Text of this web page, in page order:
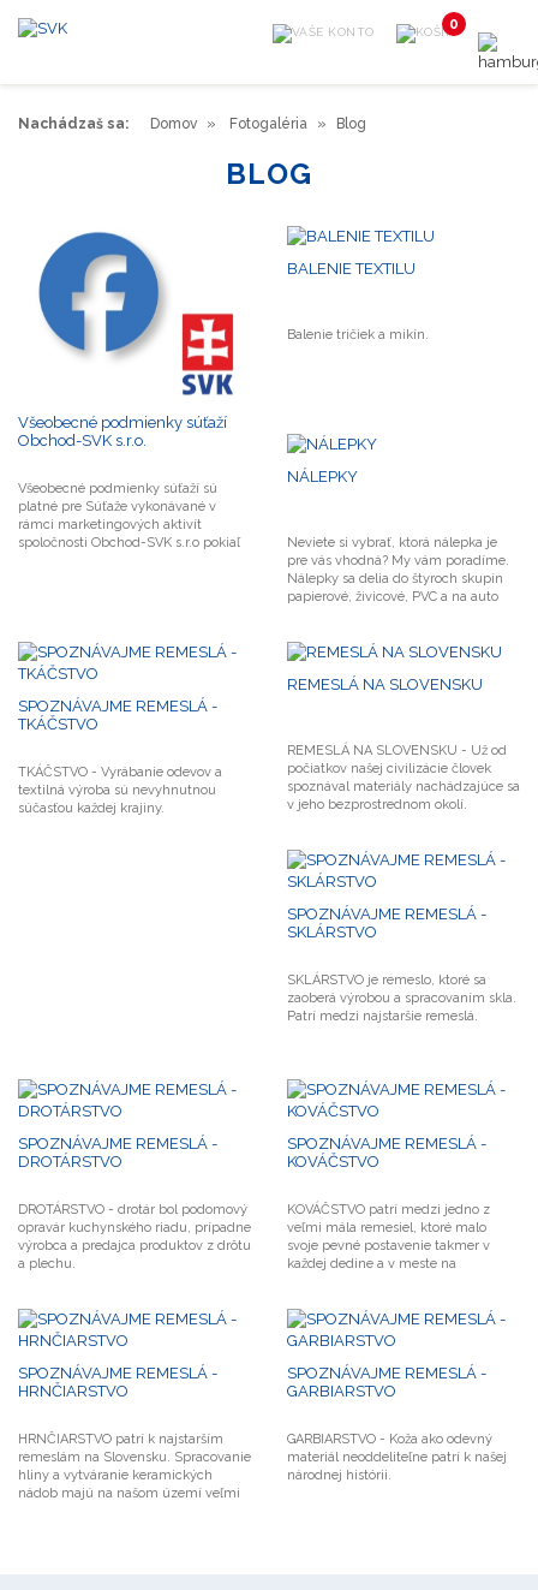
Nachádzaš sa: Domov Fotogaléria Blog
BLOG
Všeobecné podmienky súťaží
Obchod-SVK s.r.o.
Všeobecné podmienky súťaží sú
platné pre Súťaže vykonávané v
rámci marketingových aktivít
spoločnosti Obchod-SVK s.r.o pokiaľ
BALENIE TEXTILU
Balenie tričiek a mikín.
NÁLEPKY
Neviete si vybrať, ktorá nálepka je
pre vás vhodná? My vám poradíme.
Nálepky sa delia do štyroch skupín
papierové, živicové, PVC a na auto
SPOZNÁVAJME REMESLÁ -
TKÁČSTVO
TKÁČSTVO - Vyrábanie odevov a
textilná výroba sú nevyhnutnou
súčasťou každej krajiny.
REMESLÁ NA SLOVENSKU
REMESLÁ NA SLOVENSKU - Už od
počiatkov našej civilizácie človek
spoznával materiály nachádzajúce sa
v jeho bezprostrednom okolí.
SPOZNÁVAJME REMESLÁ -
SKLÁRSTVO
SKLÁRSTVO je remeslo, ktoré sa
zaoberá výrobou a spracovaním skla.
Patrí medzi najstaršie remeslá.
SPOZNÁVAJME REMESLÁ -
DROTÁRSTVO
DROTÁRSTVO - drotár bol podomový
opravár kuchynského riadu, prípadne
výrobca a predajca produktov z drôtu
a plechu.
SPOZNÁVAJME REMESLÁ -
KOVÁČSTVO
KOVÁČSTVO patrí medzi jedno z
veľmi mála remesiel, ktoré malo
svoje pevné postavenie takmer v
každej dedine a v meste na
SPOZNÁVAJME REMESLÁ -
HRNČIARSTVO
HRNČIARSTVO patrí k najstarším
remeslám na Slovensku. Spracovanie
hliny a vytváranie keramických
nádob majú na našom území veľmi
SPOZNÁVAJME REMESLÁ -
GARBIARSTVO
GARBIARSTVO - Koža ako odevný
materiál neoddeliteľne patrí k našej
národnej histórii.
0